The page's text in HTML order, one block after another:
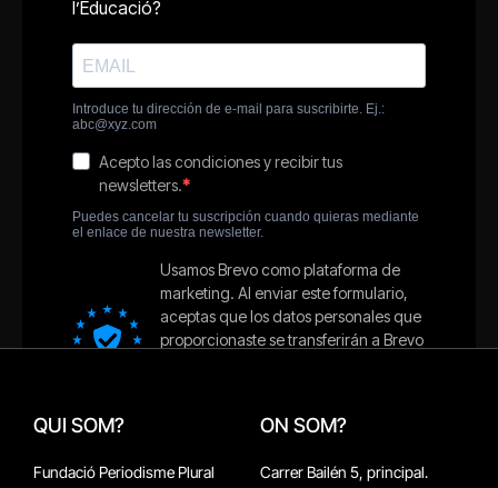
QUI SOM?
Fundació Periodisme Plural
ON SOM?
Carrer Bailén 5, principal.